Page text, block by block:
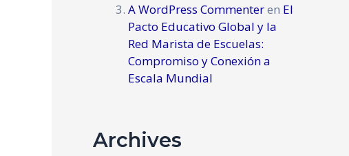
A WordPress Commenteren El
Pacto Educativo Global y la
Red Marista de Escuelas:
Compromiso y Conexión a
Escala Mundial
Archives